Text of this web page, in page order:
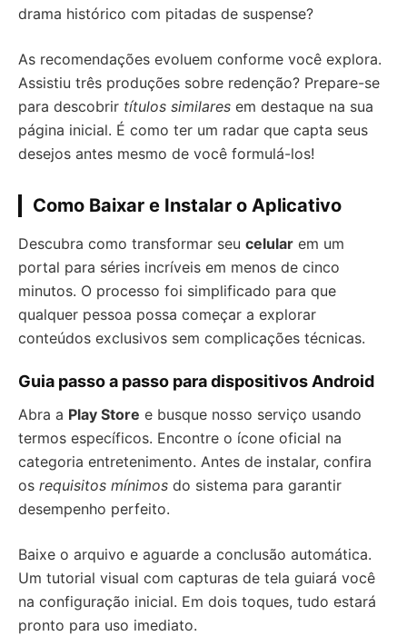
drama histórico com pitadas de suspense?
As recomendações evoluem conforme você explora.
Assistiu três produções sobre redenção? Prepare-se
para descobrir títulos similares em destaque na sua
página inicial. É como ter um radar que capta seus
desejos antes mesmo de você formulá-los!
Como Baixar e Instalar o Aplicativo
Descubra como transformar seu celular em um
portal para séries incríveis em menos de cinco
minutos. O processo foi simplificado para que
qualquer pessoa possa começar a explorar
conteúdos exclusivos sem complicações técnicas.
Guia passo a passo para dispositivos Android
Abra a Play Store e busque nosso serviço usando
termos específicos. Encontre o ícone oficial na
categoria entretenimento. Antes de instalar, confira
os requisitos mínimos do sistema para garantir
desempenho perfeito.
Baixe o arquivo e aguarde a conclusão automática.
Um tutorial visual com capturas de tela guiará você
na configuração inicial. Em dois toques, tudo estará
pronto para uso imediato.